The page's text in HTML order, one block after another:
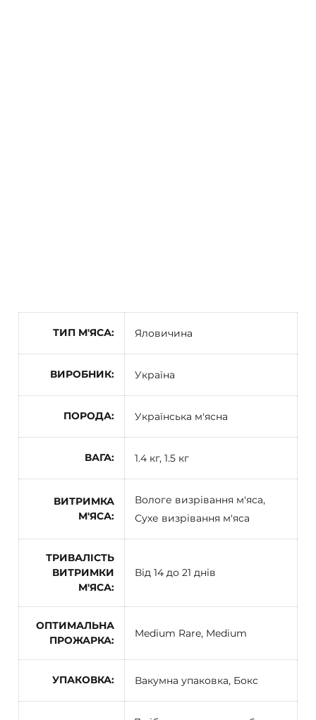
ТИП М'ЯСА Яловичина
ВИРОБНИК Україна
ПОРОДА Українська м'ясна
ВАГА 1.4 кг, 1.5 кг
ВИТРИМКА
М'ЯСА
Вологе визрівання м'яса,
Сухе визрівання м'яса
ТРИВАЛІСТЬ
ВИТРИМКИ
М'ЯСА
Від 14 до 21 днів
ОПТИМАЛЬНА
ПРОЖАРКА
Medium Rare, Medium
УПАКОВКА Вакумна упаковка, Бокс